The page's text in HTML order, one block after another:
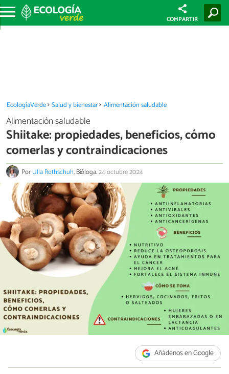
COMPARTIR
EcologíaVerde Salud y bienestar Alimentación saludable
Alimentación saludable
Shiitake: propiedades, beneficios, cómo
comerlas y contraindicaciones
PorUlla Rothschuh, Bióloga.24 octubre 2024
Añádenos en Google